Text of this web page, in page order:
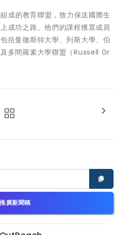
成的教育聯盟，致力保送國際生
成功之路。他們的課程獲眾成員
括曼徹斯特大學、列斯大學、伯
多間羅素大學聯盟（Russell Gr
推廣新聞稿